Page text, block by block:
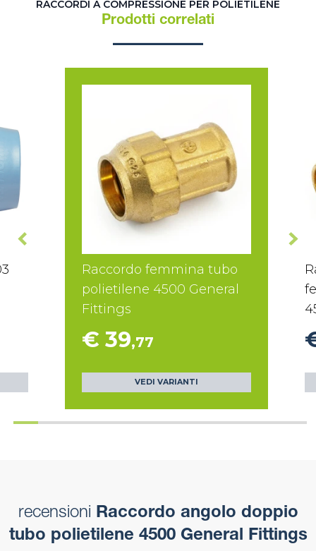
RACCORDI A COMPRESSIONE PER POLIETILENE
Prodotti correlati
Raccordo femmina tubo
polietilene 4500 General
Fittings
€ 39,77
VEDI VARIANTI
recensioni Raccordo angolo doppio
tubo polietilene 4500 General Fittings